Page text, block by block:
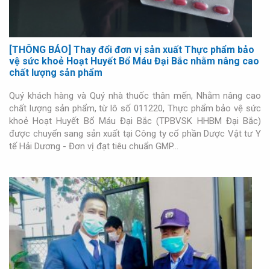
[THÔNG BÁO] Thay đổi đơn vị sản xuất Thực phẩm bảo
vệ sức khoẻ Hoạt Huyết Bổ Máu Đại Bắc nhằm nâng cao
chất lượng sản phẩm
Quý khách hàng và Quý nhà thuốc thân mến, Nhằm nâng cao
chất lượng sản phẩm, từ lô số 011220, Thực phẩm bảo vệ sức
khoẻ Hoạt Huyết Bổ Máu Đại Bắc (TPBVSK HHBM Đại Bắc)
được chuyển sang sản xuất tại Công ty cổ phần Dược Vật tư Y
tế Hải Dương - Đơn vị đạt tiêu chuẩn GMP…